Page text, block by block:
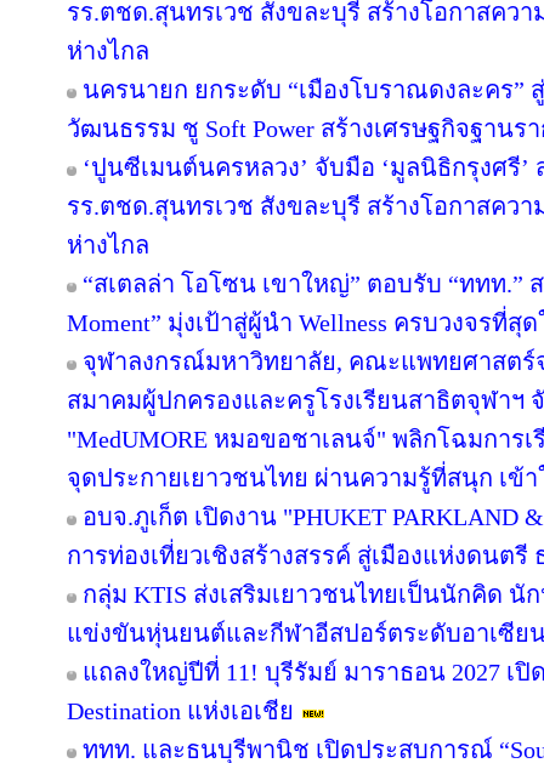
รร.ตชด.สุนทรเวช สังขละบุรี สร้างโอกาสคว
ห่างไกล
นครนายก ยกระดับ “เมืองโบราณดงละคร”
วัฒนธรรม ชู Soft Power สร้างเศรษฐกิจฐาน
‘ปูนซีเมนต์นครหลวง’ จับมือ ‘มูลนิธิกรุงศรี’
รร.ตชด.สุนทรเวช สังขละบุรี สร้างโอกาสคว
ห่างไกล
“สเตลล่า โอโซน เขาใหญ่” ตอบรับ “ททท.” ส
Moment” มุ่งเป้าสู่ผู้นำ Wellness ครบวงจรที่
จุฬาลงกรณ์มหาวิทยาลัย, คณะแพทยศาสตร์
สมาคมผู้ปกครองและครูโรงเรียนสาธิตจุฬาฯ
"MedUMORE หมอขอชาเลนจ์" พลิกโฉมการเรี
จุดประกายเยาวชนไทย ผ่านความรู้ที่สนุก เข้า
อบจ.ภูเก็ต เปิดงาน "PHUKET PARKLAND
การท่องเที่ยวเชิงสร้างสรรค์ สู่เมืองแห่งดนต
กลุ่ม KTIS ส่งเสริมเยาวชนไทยเป็นนักคิด นั
แข่งขันหุ่นยนต์และกีฬาอีสปอร์ตระดับอาเซีย
แถลงใหญ่ปีที่ 11! บุรีรัมย์ มาราธอน 2027 เปิ
Destination แห่งเอเชีย
ททท. และธนบุรีพานิช เปิดประสบการณ์